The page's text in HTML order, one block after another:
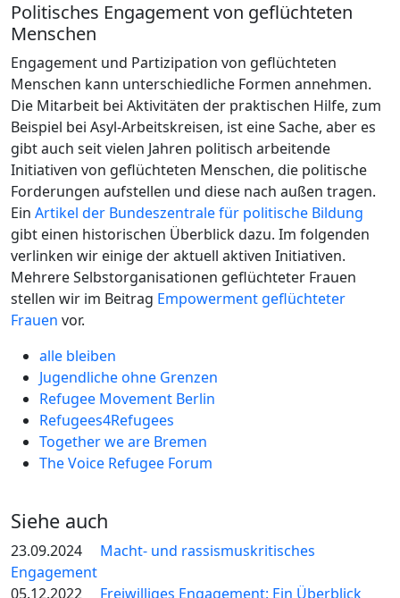
Politisches Engagement von geflüchteten
Menschen
Engagement und Partizipation von geflüchteten
Menschen kann unterschiedliche Formen annehmen.
Die Mitarbeit bei Aktivitäten der praktischen Hilfe, zum
Beispiel bei Asyl-Arbeitskreisen, ist eine Sache, aber es
gibt auch seit vielen Jahren politisch arbeitende
Initiativen von geflüchteten Menschen, die politische
Forderungen aufstellen und diese nach außen tragen.
Ein Artikel der Bundeszentrale für politische Bildung
gibt einen historischen Überblick dazu. Im folgenden
verlinken wir einige der aktuell aktiven Initiativen.
Mehrere Selbstorganisationen geflüchteter Frauen
stellen wir im Beitrag Empowerment geflüchteter
Frauen vor.
alle bleiben
Jugendliche ohne Grenzen
Refugee Movement Berlin
Refugees4Refugees
Together we are Bremen
The Voice Refugee Forum
Siehe auch
23.09.2024
Macht- und rassismuskritisches
Engagement
05.12.2022
Freiwilliges Engagement: Ein Überblick